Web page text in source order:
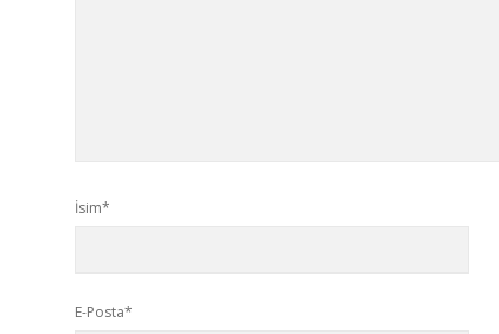
İsim*
E-Posta*